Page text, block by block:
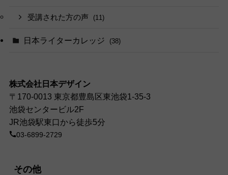
受講された方の声 (11)
日本ライターカレッジ (38)
株式会社日本デザイン
〒170-0013 東京都豊島区東池袋1-35-3
池袋センタービル2F
JR池袋駅東口から徒歩5分
03-6899-2729
その他